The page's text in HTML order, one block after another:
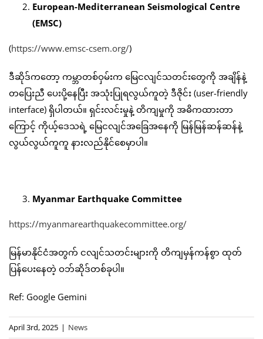
European-Mediterranean Seismological Centre
(EMSC)
(https://www.emsc-csem.org/)
ဒီဆိုဒ်ကတော့ ကမ္ဘာတစ်ဝှမ်းက မြေငလျင်သတင်းတွေကို အချိန်နဲ့
တပြေးညီ ပေးပို့နေပြီး အသုံးပြုရလွယ်ကူတဲ့ ဒီဇိုင်း (user-friendly
interface) ရှိပါတယ်။ ရှင်းလင်းမှုနဲ့ တိကျမှုကို အဓိကထားတာ
ကြောင့် ကိုယ့်ဒေသရဲ့ မြေငလျင်အခြေအနေကို မြန်မြန်ဆန်ဆန်နဲ့
လွယ်လွယ်ကူကူ နားလည်နိုင်စေမှာပါ။
Myanmar Earthquake Committee
https://myanmarearthquakecommittee.org/
မြန်မာနိုင်ငံအတွက် ငလျင်သတင်းများကို တိကျမှန်ကန်စွာ ထုတ်
ပြန်ပေးနေတဲ့ ဝဘ်ဆိုဒ်တစ်ခုပါ။
Ref: Google Gemini
April 3rd, 2025 | News